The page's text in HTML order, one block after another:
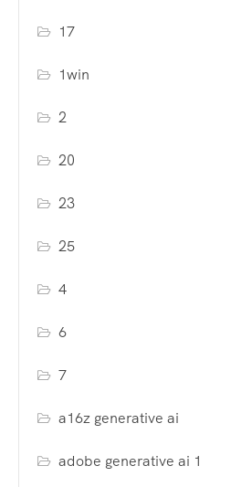
17
1win
2
20
23
25
4
6
7
a16z generative ai
adobe generative ai 1